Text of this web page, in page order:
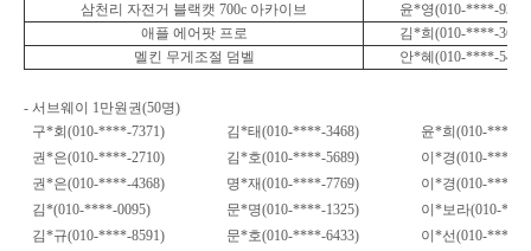
삼천리 자전거 블랙캣 700c 아카이브 윤*영(010-****-9321)
애플 에어팟 프로
김*희 (010-****-3605)
멜킨 무게조절 덤벨
안*혜 (010-****-5491)
- 서브웨이 1만원권(50명)
구*회 (010-****-7371) 김*태(010-****-3468) 윤*희 (010-****-
권*은(010-****-2710) 김*호(010-****-5689) 이 *경(010-****-
권*은(010-****-4368) 명*재(010-****-7769) 이 *경(010-****-
김*(010-****-0095) 문*명(010-****-1325) 이 *보라(010-
김*규(010-****-8591) 문*호(010-****-6433) 이 *선(010-****-